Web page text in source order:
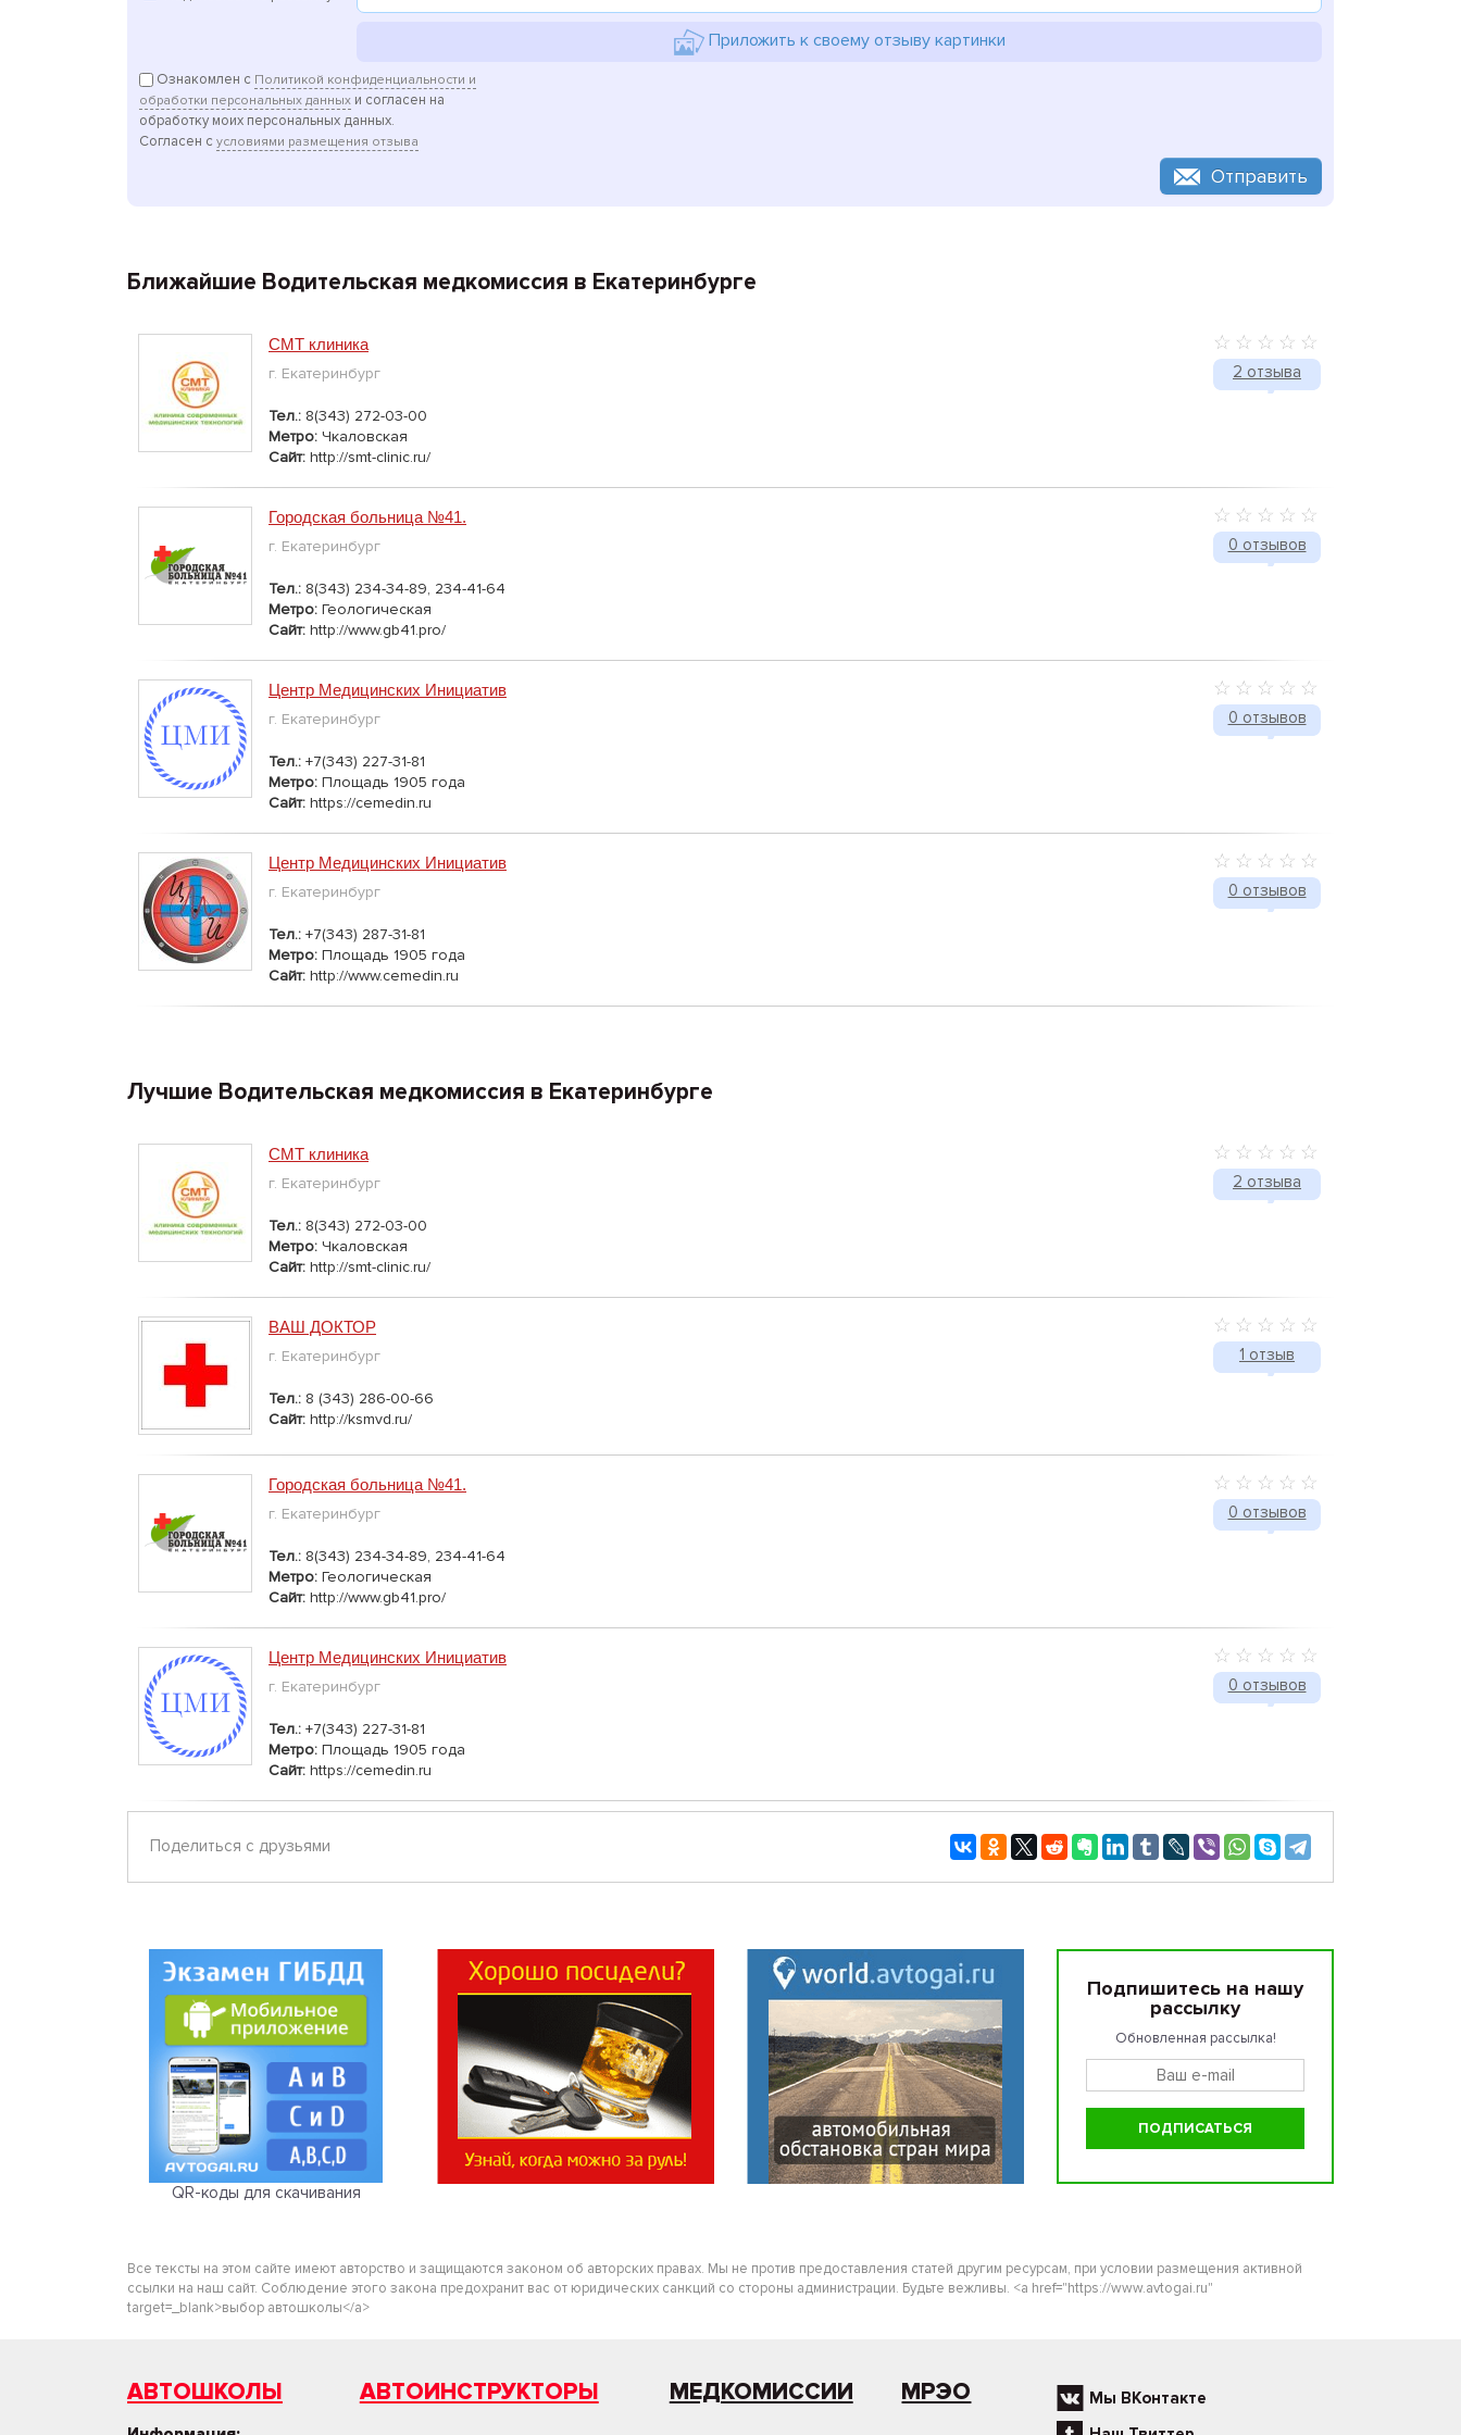
Приложить к своему отзыву картинки
Ознакомлен с Политикой конфиденциальности и
обработки персональных данных и согласен на
обработку моих персональных данных.
Согласен с условиями размещения отзыва
Отправить
Ближайшие Водительская медкомиссия в Екатеринбурге
2 отзыва
СМТ клиника
г. Екатеринбург
Тел.: 8(343) 272-03-00
Метро: Чкаловская
Сайт: http://smt-clinic.ru/
0 отзывов
Городская больница №41.
г. Екатеринбург
Тел.: 8(343) 234-34-89, 234-41-64
Метро: Геологическая
Сайт: http://www.gb41.pro/
0 отзывов
Центр Медицинских Инициатив
г. Екатеринбург
Тел.: +7(343) 227-31-81
Метро: Площадь 1905 года
Сайт: https://cemedin.ru
0 отзывов
Центр Медицинских Инициатив
г. Екатеринбург
Тел.: +7(343) 287-31-81
Метро: Площадь 1905 года
Сайт: http://www.cemedin.ru
Лучшие Водительская медкомиссия в Екатеринбурге
2 отзыва
СМТ клиника
г. Екатеринбург
Тел.: 8(343) 272-03-00
Метро: Чкаловская
Сайт: http://smt-clinic.ru/
1 отзыв
ВАШ ДОКТОР
г. Екатеринбург
Тел.: 8 (343) 286-00-66
Сайт: http://ksmvd.ru/
0 отзывов
Городская больница №41.
г. Екатеринбург
Тел.: 8(343) 234-34-89, 234-41-64
Метро: Геологическая
Сайт: http://www.gb41.pro/
0 отзывов
Центр Медицинских Инициатив
г. Екатеринбург
Тел.: +7(343) 227-31-81
Метро: Площадь 1905 года
Сайт: https://cemedin.ru
Поделиться с друзьями
QR-коды для скачивания
Подпишитесь на нашу
рассылку
Обновленная рассылка!
Все тексты на этом сайте имеют авторство и защищаются законом об авторских правах. Мы не против предоставления статей другим ресурсам, при условии размещения активной
ссылки на наш сайт. Соблюдение этого закона предохранит вас от юридических санкций со стороны администрации. Будьте вежливы. <a href="https://www.avtogai.ru"
target=_blank>выбор автошколы</a>
АВТОШКОЛЫ АВТОИНСТРУКТОРЫ МЕДКОМИССИИ МРЭО
Мы ВКонтакте